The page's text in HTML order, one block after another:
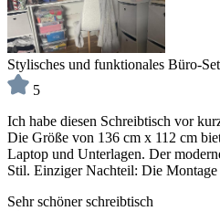
Stylisches und funktionales Büro-
5
Ich habe diesen Schreibtisch vor
Die Größe von 136 cm x 112 cm
Laptop und Unterlagen. Der
Stil. Einziger Nachteil: Die
Sehr schöner schreibtisch